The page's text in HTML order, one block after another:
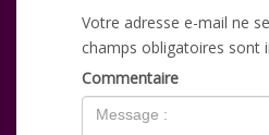
Votre adresse e-mail ne
champs obligatoires sont
Commentaire